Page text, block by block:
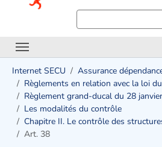
Internet SECU Assurance
Règlements en relation avec la loi
Règlement grand-ducal du 28
Les modalités du contrôle
Chapitre II. Le contrôle des
Art. 38